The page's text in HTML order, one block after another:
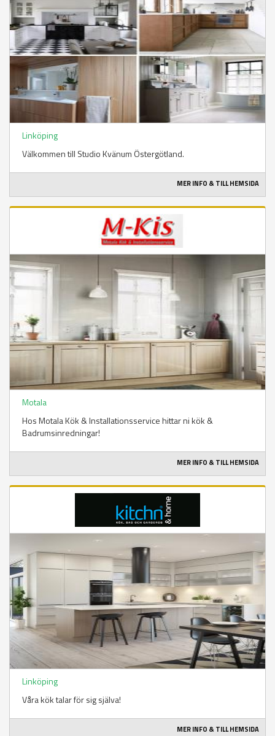
Linköping
Välkommen till Studio Kvänum Östergötland.
MER INFO & TILL HEMSIDA
Motala
Hos Motala Kök & Installationsservice hittar ni kök &
Badrumsinredningar!
MER INFO & TILL HEMSIDA
Linköping
Våra kök talar för sig själva!
MER INFO & TILL HEMSIDA